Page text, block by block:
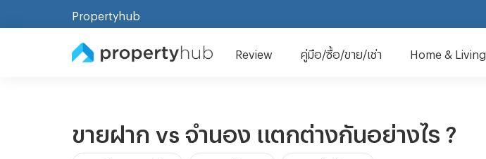
Propertyhub
Review คู่มือ/ซื้อ/ขาย/เช่า Home & Living
ขายฝาก vs จำนอง แตกต่างกันอย่างไร ?